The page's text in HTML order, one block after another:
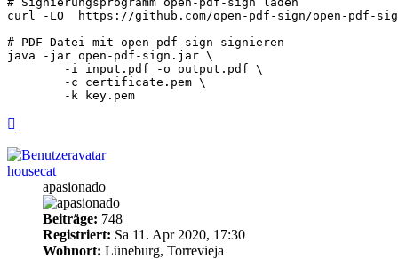
curl -LO  https://github.com/open-pdf-sign/open-pdf-
# PDF Datei mit open-pdf-sign signieren
java -jar open-pdf-sign.jar \
        -i input.pdf -o output.pdf \
        -c certificate.pem \
housecat
apasionado
Beiträge: 748
Registriert: Sa 11. Apr 2020, 17:30
Wohnort: Lüneburg, Torrevieja